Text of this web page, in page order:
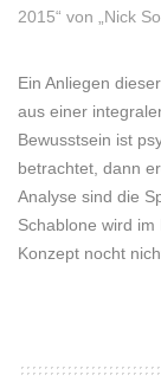
2015“ von „Nick
Ein Anliegen
aus einer
Bewusstsein ist
betrachtet, dann
Analyse sind die
Schablone wird
Konzept nocht